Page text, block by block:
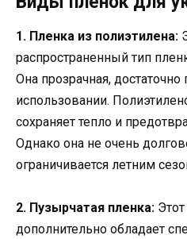
1. Пленка из полиэтилена:
распространенный тип
Она прозрачная, достаточно
использовании.
сохраняет тепло и
Однако она не очень
ограничивается летним
2. Пузырчатая пленка:
дополнительно обладает